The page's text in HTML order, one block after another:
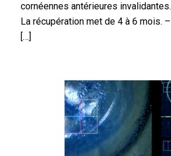
cornéennes antérieures invalidantes.
La récupération met de 4 à 6 mois. –
[…]